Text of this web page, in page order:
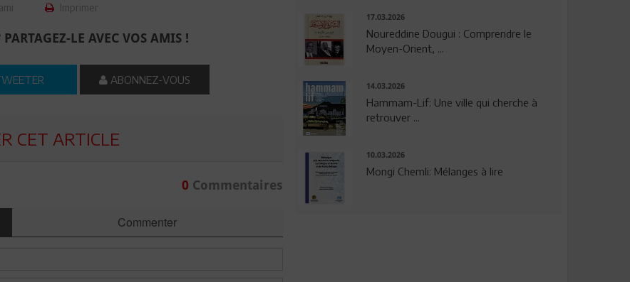
Imprimer
LE AVEC VOS AMIS !
ABONNEZ-VOUS
CET ARTICLE
0Commentaires
Commenter
17.03.2026
Noureddine Dougui : Comprendre le
Moyen-Orient, ...
14.03.2026
Hammam-Lif: Une ville qui cherche à
retrouver ...
10.03.2026
Mongi Chemli: Mélanges à lire